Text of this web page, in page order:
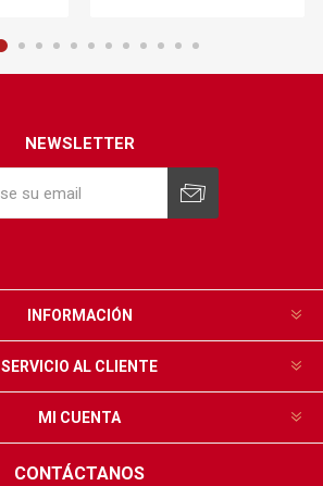
NEWSLETTER
INFORMACIÓN
SERVICIO AL CLIENTE
MI CUENTA
CONTÁCTANOS